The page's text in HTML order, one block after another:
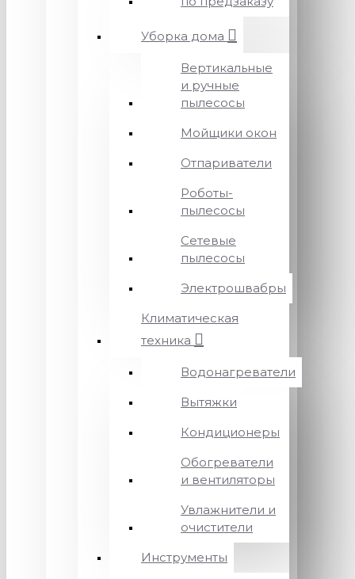
Уборка дома
Вертикальные
и ручные
пылесосы
Мойщики окон
Отпариватели
Роботы-
пылесосы
Сетевые
пылесосы
Электрошвабры
Климатическая
техника
Водонагреватели
Вытяжки
Кондиционеры
Обогреватели
и вентиляторы
Увлажнители и
очистители
Инструменты